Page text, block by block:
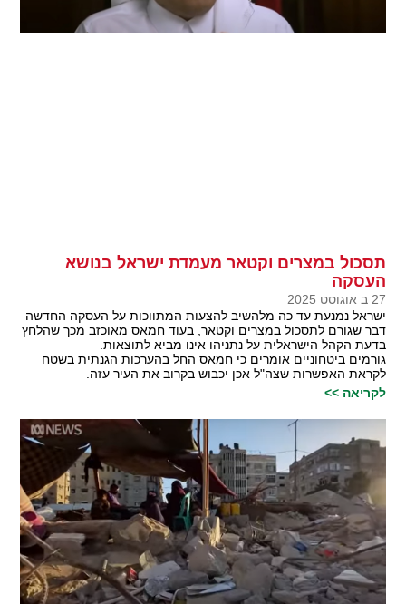
תסכול במצרים וקטאר מעמדת ישראל בנושא
העסקה
27 ב אוגוסט 2025
ישראל נמנעת עד כה מלהשיב להצעות המתווכות על העסקה החדשה
דבר שגורם לתסכול במצרים וקטאר, בעוד חמאס מאוכזב מכך שהלחץ
בדעת הקהל הישראלית על נתניהו אינו מביא לתוצאות.
גורמים ביטחוניים אומרים כי חמאס החל בהערכות הגנתית בשטח
לקראת האפשרות שצה"ל אכן יכבוש בקרוב את העיר עזה.
לקריאה >>